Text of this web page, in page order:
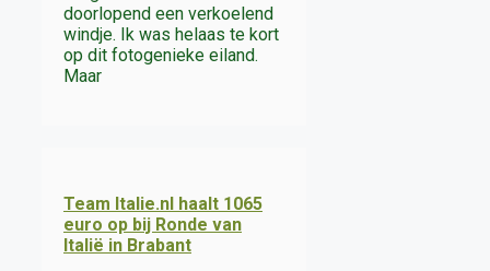
doorlopend een verkoelend
windje. Ik was helaas te kort
op dit fotogenieke eiland.
Maar
Team Italie.nl haalt 1065
euro op bij Ronde van
Italië in Brabant